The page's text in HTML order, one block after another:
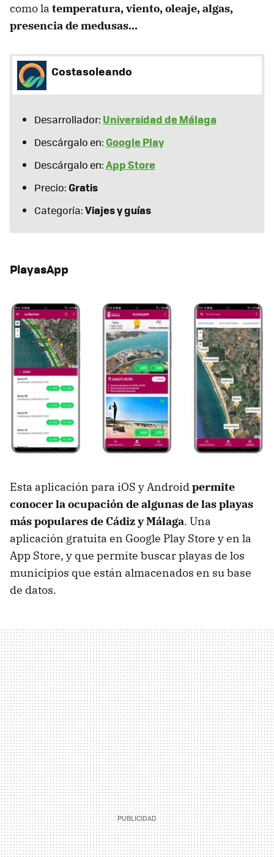
como la temperatura, viento, oleaje, algas,
presencia de medusas...
Costasoleando
Desarrollador: Universidad de Málaga
Descárgalo en: Google Play
Descárgalo en:App Store
Precio:Gratis
Categoría:Viajes y guías
PlayasApp
Esta aplicación para iOS y Androidpermite
conocer la ocupación de algunas de las playas
más populares de Cádiz y Málaga. Una
aplicación gratuita en Google Play Store y en la
App Store, y que permite buscar playas de los
municipios que están almacenados en su base
de datos.